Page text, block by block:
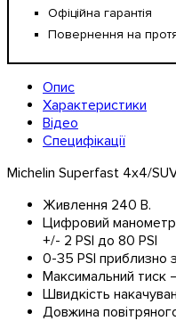
Офіційна гарантія
Повернення на
Опис
Характеристики
Відео
Специфікації
Michelin Superfast 4x4/
Живлення 240 В.
Цифровий манометр
+/- 2 PSI до 80 PSI
0-35 PSI приблизно
Максимальний тиск
Швидкість
Довжина